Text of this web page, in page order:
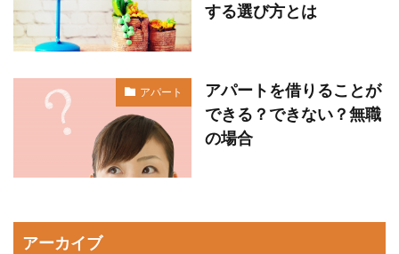
する選び方とは
アパート
アパートを借りることが
できる？できない？無職
の場合
アーカイブ